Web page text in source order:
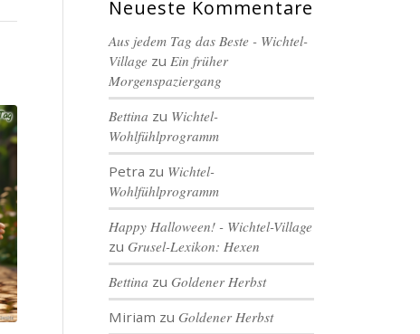
Neueste Kommentare
Aus jedem Tag das Beste - Wichtel-
Village zu Ein früher
Morgenspaziergang
Bettina zu Wichtel-
Wohlfühlprogramm
Petra zu Wichtel-
Wohlfühlprogramm
Happy Halloween! - Wichtel-Village
zuGrusel-Lexikon: Hexen
Bettina zuGoldener Herbst
Miriam zuGoldener Herbst